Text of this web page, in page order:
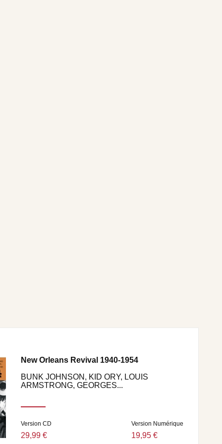
New Orleans Revival 1940-1954
BUNK JOHNSON, KID ORY, LOUIS
ARMSTRONG, GEORGES...
Version CD
29,99 €
Version Numérique
19,95 €